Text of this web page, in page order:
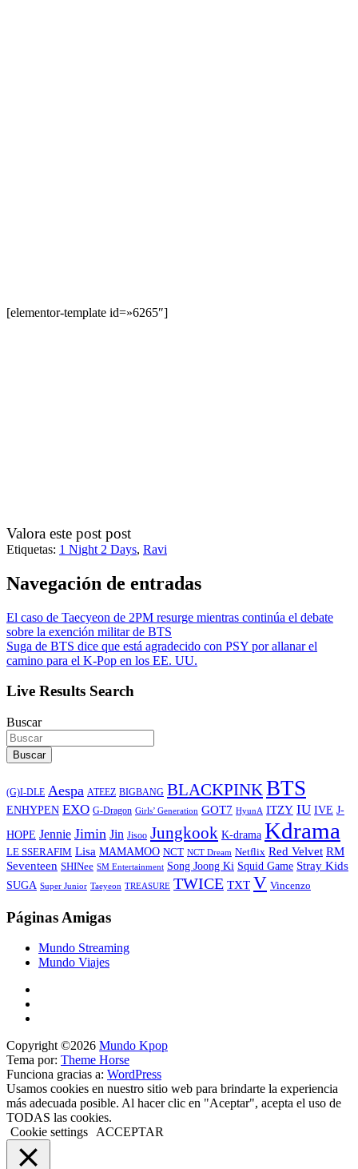
[elementor-template id=»6265″]
Valora este post post
Etiquetas: 1 Night 2 Days, Ravi
Navegación de entradas
El caso de Taecyeon de 2PM resurge mientras continúa el debate
sobre la exención militar de BTS
Suga de BTS dice que está agradecido con PSY por allanar el
camino para el K-Pop en los EE. UU.
Live Results Search
Buscar
Buscar
(G)I-DLE Aespa ATEEZ BIGBANG BLACKPINKBTS
ENHYPEN EXO G-Dragon Girls’ Generation GOT7 HyunA ITZY IU IVE J-
HOPE Jennie Jimin Jin Jisoo Jungkook K-drama Kdrama
LE SSERAFIM Lisa MAMAMOO NCT NCT Dream Netflix Red Velvet RM
Seventeen SHINee SM Entertainment Song Joong Ki Squid Game Stray Kids
SUGA Super Junior Taeyeon TREASURE TWICE TXT V Vincenzo
Páginas Amigas
Mundo Streaming
Mundo Viajes
Copyright ©2026 Mundo Kpop
Tema por: Theme Horse
Funciona gracias a: WordPress
Usamos cookies en nuestro sitio web para brindarte la experiencia
más adecuada posible. Al hacer clic en "Aceptar", acepta el uso de
TODAS las cookies.
Cookie settings
ACCEPTAR